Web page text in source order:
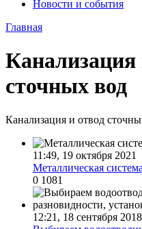
Новости и события
Главная
Канализация
сточных вод
Канализация и отвод
11:49, 19 октября 2021
Металлическая
0 1081
12:21, 18 сентября 2018